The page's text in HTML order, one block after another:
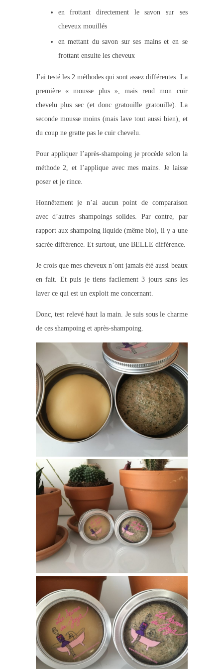
en frottant directement le savon sur ses
cheveux mouillés
en mettant du savon sur ses mains et en se
frottant ensuite les cheveux
J’ai testé les 2 méthodes qui sont assez différentes. La
première « mousse plus », mais rend mon cuir
chevelu plus sec (et donc gratouille gratouille). La
seconde mousse moins (mais lave tout aussi bien), et
du coup ne gratte pas le cuir chevelu.
Pour appliquer l’après-shampoing je procède selon la
méthode 2, et l’applique avec mes mains. Je laisse
poser et je rince.
Honnêtement je n’ai aucun point de comparaison
avec d’autres shampoings solides. Par contre, par
rapport aux shampoing liquide (même bio), il y a une
sacrée différence. Et surtout, une BELLE différence.
Je crois que mes cheveux n’ont jamais été aussi beaux
en fait. Et puis je tiens facilement 3 jours sans les
laver ce qui est un exploit me concernant.
Donc, test relevé haut la main. Je suis sous le charme
de ces shampoing et après-shampoing.